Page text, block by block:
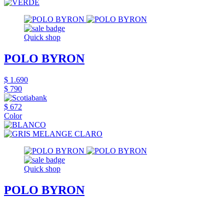
Quick shop
POLO BYRON
$ 1.690
$ 790
$ 672
Color
Quick shop
POLO BYRON